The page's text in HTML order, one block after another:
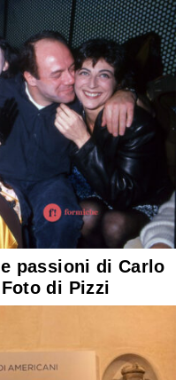
passioni di Carlo
di Pizzi